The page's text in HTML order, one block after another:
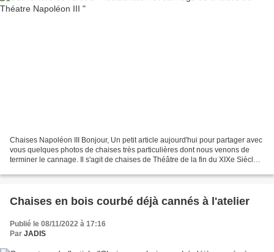
Chaises Napoléon III Bonjour, Un petit article aujourd'hui pour partager avec
vous quelques photos de chaises très particulières dont nous venons de
terminer le cannage. Il s'agit de chaises de Théâtre de la fin du XIXe Siècle.
Chaises en bois courbé déjà cannés à l'atelier
Publié le 08/11/2022 à 17:16
Par JADIS